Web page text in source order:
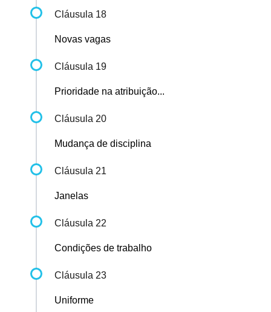
Cláusula 18
Novas vagas
Cláusula 19
Prioridade na atribuição...
Cláusula 20
Mudança de disciplina
Cláusula 21
Janelas
Cláusula 22
Condições de trabalho
Cláusula 23
Uniforme